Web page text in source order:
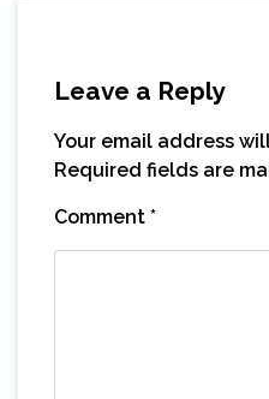
Leave a Reply
Your email address
Required fields are
Comment *